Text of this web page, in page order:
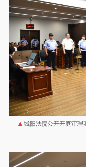
城阳法院公开开庭审理